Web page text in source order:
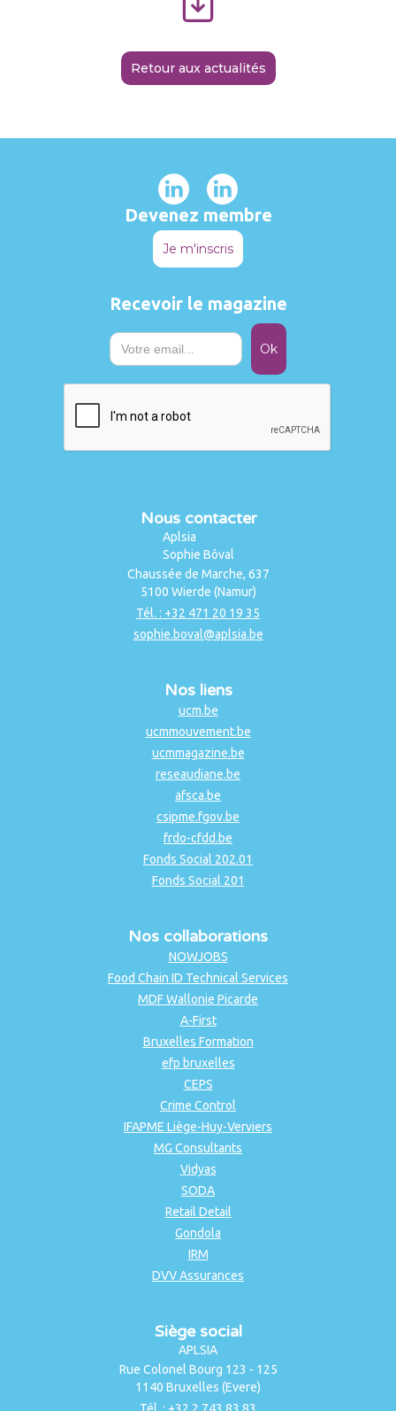
Retour aux actualités
Devenez membre
Je m'inscris
Recevoir le magazine
Nous contacter
Aplsia
Sophie Bôval
Chaussée de Marche, 637
5100 Wierde (Namur)
Tél. : +32 471 20 19 35
sophie.boval@aplsia.be
Nos liens
ucm.be
ucmmouvement.be
ucmmagazine.be
reseaudiane.be
afsca.be
csipme.fgov.be
frdo-cfdd.be
Fonds Social 202.01
Fonds Social 201
Nos collaborations
NOWJOBS
Food Chain ID Technical Services
MDF Wallonie Picarde
A-First
Bruxelles Formation
efp bruxelles
CEPS
Crime Control
IFAPME Liège-Huy-Verviers
MG Consultants
Vidyas
SODA
Retail Detail
Gondola
IRM
DVV Assurances
Siège social
APLSIA
Rue Colonel Bourg 123 - 125
1140 Bruxelles (Evere)